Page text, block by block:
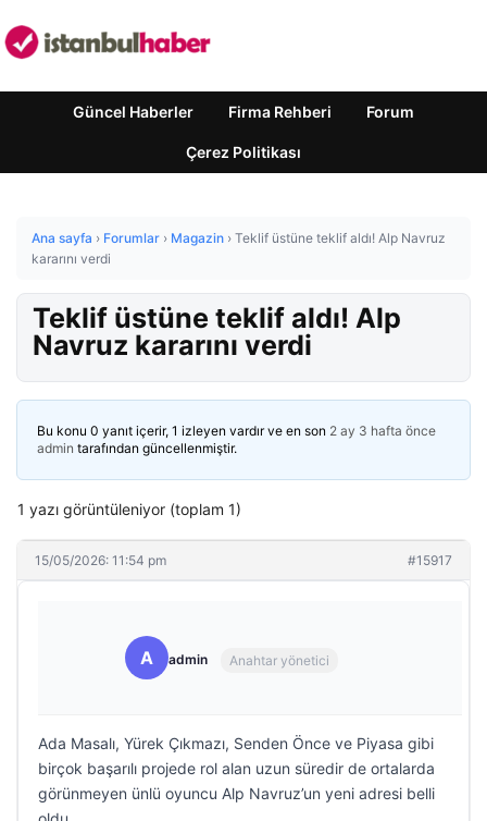
Güncel Haberler Firma Rehberi Forum
Çerez Politikası
Ana sayfa › Forumlar › Magazin › Teklif üstüne teklif aldı! Alp Navruz
kararını verdi
Teklif üstüne teklif aldı! Alp
Navruz kararını verdi
Bu konu 0 yanıt içerir, 1 izleyen vardır ve en son 2 ay 3 hafta önce
admin tarafından güncellenmiştir.
1 yazı görüntüleniyor (toplam 1)
15/05/2026: 11:54 pm #15917
A admin Anahtar yönetici
Ada Masalı, Yürek Çıkmazı, Senden Önce ve Piyasa gibi
birçok başarılı projede rol alan uzun süredir de ortalarda
görünmeyen ünlü oyuncu Alp Navruz’un yeni adresi belli